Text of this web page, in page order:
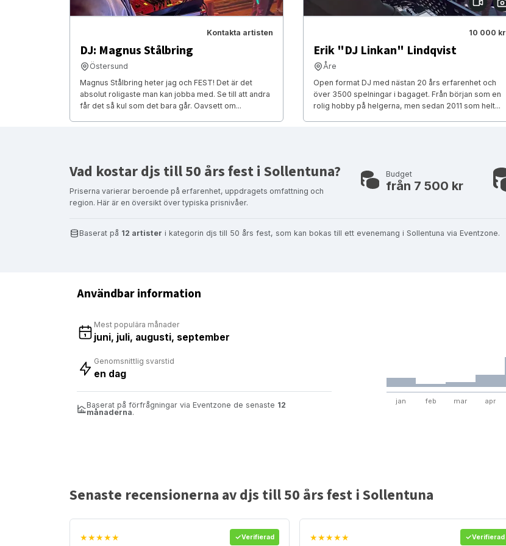
Kontakta artisten
DJ: Magnus Stålbring
Östersund
Magnus Stålbring heter jag och FEST! Det är det
absolut roligaste man kan jobba med. Se till att andra
får det så kul som det bara går. Oavsett om...
10 000 kr
Erik "DJ Linkan" Lindqvist
Åre
Open format DJ med nästan 20 års erfarenhet och
över 3500 spelningar i bagaget. Från början som en
rolig hobby på helgerna, men sedan 2011 som helt...
Vad kostar djs till 50 års fest i Sollentuna?
Priserna varierar beroende på erfarenhet, uppdragets omfattning och
region. Här är en översikt över typiska prisnivåer.
Budget
från 7 500 kr
Baserat på 12 artister i kategorin djs till 50 års fest, som kan bokas till ett evenemang i Sollentuna via Eventzone.
Användbar information
Mest populära månader
juni, juli, augusti, september
Genomsnittlig svarstid
en dag
Baserat på förfrågningar via Eventzone de senaste 12
månaderna.
jan feb mar apr
Senaste recensionerna av djs till 50 års fest i Sollentuna
★★★★★ Verifierad ★★★★★ Verifierad